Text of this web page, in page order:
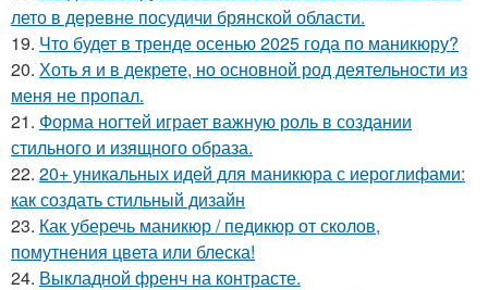
лето в деревне посудичи брянской области.
19. Что будет в тренде осенью 2025 года по маникюру?
20. Хоть я и в декрете, но основной род деятельности из
меня не пропал.
21. Форма ногтей играет важную роль в создании
стильного и изящного образа.
22. 20+ уникальных идей для маникюра с иероглифами:
как создать стильный дизайн
23. Как уберечь маникюр / педикюр от сколов,
помутнения цвета или блеска!
24. Выкладной френч на контрасте.